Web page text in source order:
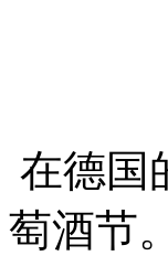
在德国
萄酒节